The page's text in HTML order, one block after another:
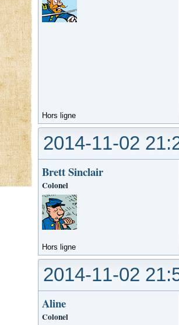
Hors ligne
2014-11-02
Brett Sinclair
Colonel
Hors ligne
2014-11-02
Aline
Colonel